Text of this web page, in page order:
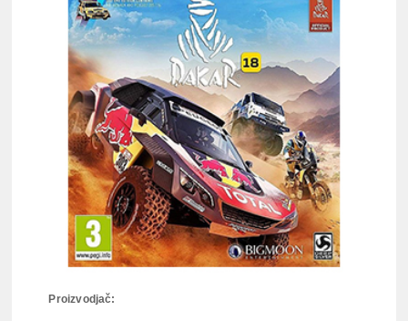
Proizvodjač: